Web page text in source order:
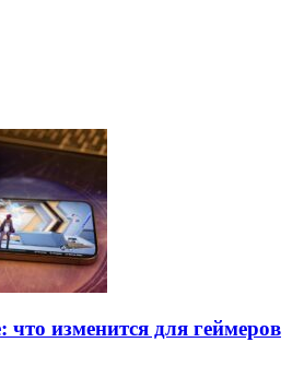
изменится для геймеров